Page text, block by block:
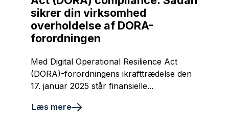
sikrer din virksomhed
overholdelse af DORA-
forordningen
Med Digital Operational Resilience Act
(DORA)-forordningens ikrafttrædelse den
17. januar 2025 står finansielle...
Læs mere